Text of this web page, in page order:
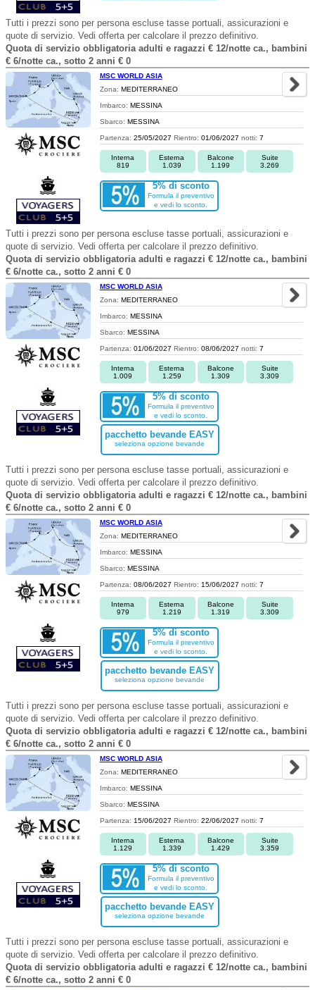
Tutti i prezzi sono per persona escluse tasse portuali, assicurazioni e
quote di servizio. Vedi offerta per calcolare il prezzo definitivo.
Quota di servizio obbligatoria adulti e ragazzi € 12/notte ca., bambini
€ 6/notte ca., sotto 2 anni € 0
MSC WORLD ASIA
Zona: MEDITERRANEO
Imbarco: MESSINA
Sbarco: MESSINA
Partenza: 25/05/2027 Rientro: 01/06/2027 notti: 7
Interna
819
Esterna
1.039
Balcone
1.199
Suite
3.269
5% di sconto
Formula il preventivo
e vedi lo sconto.
Tutti i prezzi sono per persona escluse tasse portuali, assicurazioni e
quote di servizio. Vedi offerta per calcolare il prezzo definitivo.
Quota di servizio obbligatoria adulti e ragazzi € 12/notte ca., bambini
€ 6/notte ca., sotto 2 anni € 0
MSC WORLD ASIA
Zona: MEDITERRANEO
Imbarco: MESSINA
Sbarco: MESSINA
Partenza: 01/06/2027 Rientro: 08/06/2027 notti: 7
Interna
1.009
Esterna
1.259
Balcone
1.309
Suite
3.309
5% di sconto
Formula il preventivo
e vedi lo sconto.
pacchetto bevande EASY
seleziona opzione bevande
Tutti i prezzi sono per persona escluse tasse portuali, assicurazioni e
quote di servizio. Vedi offerta per calcolare il prezzo definitivo.
Quota di servizio obbligatoria adulti e ragazzi € 12/notte ca., bambini
€ 6/notte ca., sotto 2 anni € 0
MSC WORLD ASIA
Zona: MEDITERRANEO
Imbarco: MESSINA
Sbarco: MESSINA
Partenza: 08/06/2027 Rientro: 15/06/2027 notti: 7
Interna
979
Esterna
1.219
Balcone
1.319
Suite
3.309
5% di sconto
Formula il preventivo
e vedi lo sconto.
pacchetto bevande EASY
seleziona opzione bevande
Tutti i prezzi sono per persona escluse tasse portuali, assicurazioni e
quote di servizio. Vedi offerta per calcolare il prezzo definitivo.
Quota di servizio obbligatoria adulti e ragazzi € 12/notte ca., bambini
€ 6/notte ca., sotto 2 anni € 0
MSC WORLD ASIA
Zona: MEDITERRANEO
Imbarco: MESSINA
Sbarco: MESSINA
Partenza: 15/06/2027 Rientro: 22/06/2027 notti: 7
Interna
1.129
Esterna
1.339
Balcone
1.429
Suite
3.359
5% di sconto
Formula il preventivo
e vedi lo sconto.
pacchetto bevande EASY
seleziona opzione bevande
Tutti i prezzi sono per persona escluse tasse portuali, assicurazioni e
quote di servizio. Vedi offerta per calcolare il prezzo definitivo.
Quota di servizio obbligatoria adulti e ragazzi € 12/notte ca., bambini
€ 6/notte ca., sotto 2 anni € 0